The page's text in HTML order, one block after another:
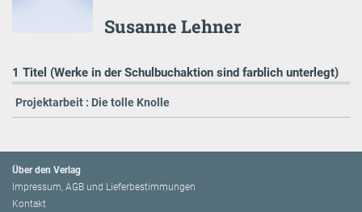
Susanne Lehner
1 Titel (Werke in der Schulbuchaktion sind farblich unterlegt)
Projektarbeit : Die tolle Knolle
Über den Verlag
Impressum, AGB und Lieferbestimmungen
Kontakt